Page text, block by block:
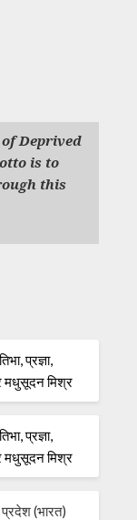
Deprived
is to
this
प्रज्ञा,
मधुसूदन मिश्र
प्रज्ञा,
मधुसूदन मिश्र
(भारत)